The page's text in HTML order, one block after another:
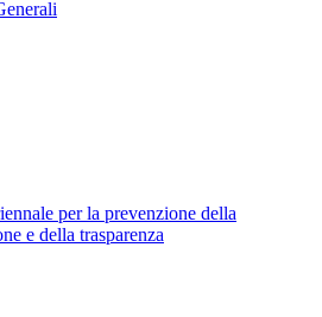
per la prevenzione della
e della trasparenza